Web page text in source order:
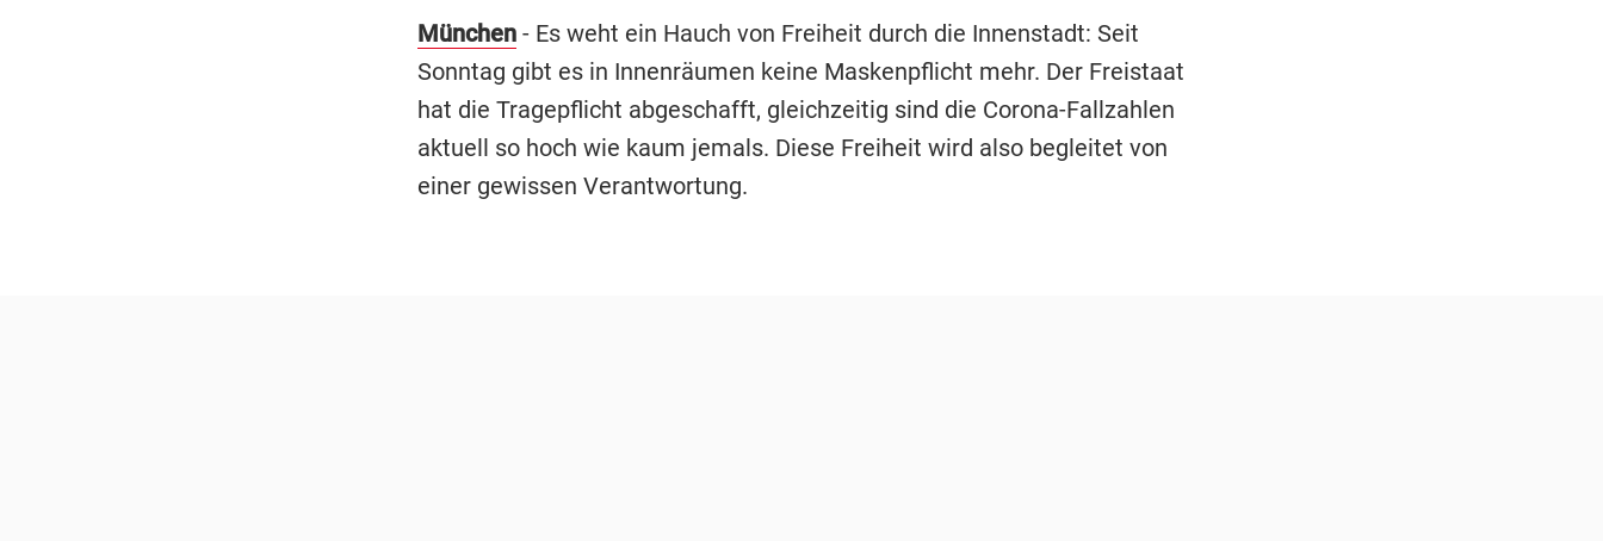
München- Es weht ein Hauch von Freiheit durch die Innenstadt: Seit
Sonntag gibt es in Innenräumen keine Maskenpflicht mehr. Der Freistaat
hat die Tragepflicht abgeschafft, gleichzeitig sind die Corona-Fallzahlen
aktuell so hoch wie kaum jemals. Diese Freiheit wird also begleitet von
einer gewissen Verantwortung.